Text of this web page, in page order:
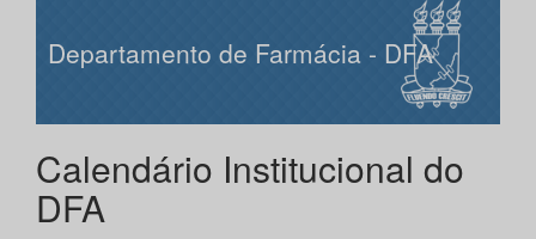
Departamento de Farmácia - DFA
Calendário Institucional do
DFA